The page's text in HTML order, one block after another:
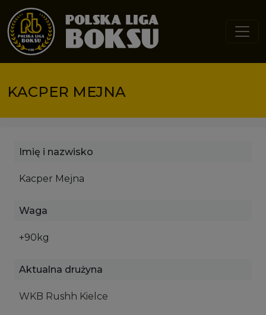
Przejdź do treści
KACPER MEJNA
Imię i nazwisko
Kacper Mejna
Waga
+90kg
Aktualna drużyna
WKB Rushh Kielce